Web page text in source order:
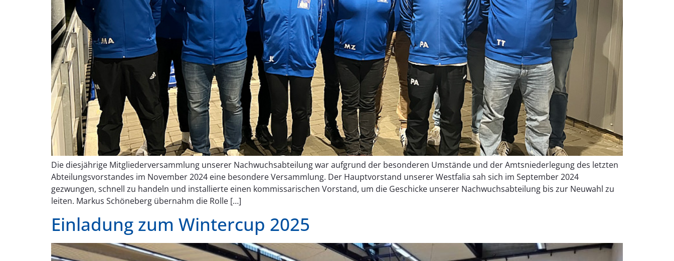
Die diesjährige Mitgliederversammlung unserer Nachwuchsabteilung war aufgrund der besonderen Umstände und der Amtsniederlegung des letzten
Abteilungsvorstandes im November 2024 eine besondere Versammlung. Der Hauptvorstand unserer Westfalia sah sich im September 2024
gezwungen, schnell zu handeln und installierte einen kommissarischen Vorstand, um die Geschicke unserer Nachwuchsabteilung bis zur Neuwahl zu
leiten. Markus Schöneberg übernahm die Rolle […]
Einladung zum Wintercup 2025